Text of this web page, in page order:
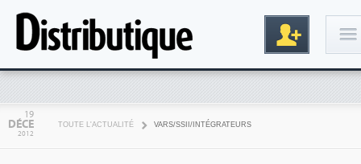
19
DÉCE
2012
TOUTE L'ACTUALITÉ VARS/SSII/INTÉGRATEURS